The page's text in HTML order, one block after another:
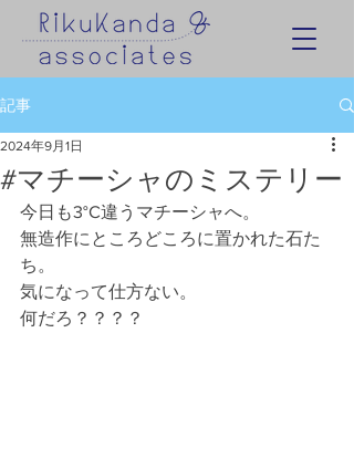
記事
#マチーシャのミステリー
2024年9月1日
今日も3°C違うマチーシャへ。
無造作にところどころに置かれた石た
ち。
気になって仕方ない。
何だろ？？？？